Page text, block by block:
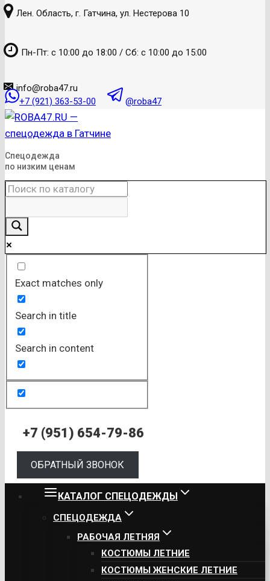
к
Лен. Область, г. Гатчина, ул. Нестерова 10
Пн-Пт: с 10:00 до 18:00 / Сб: с 10:00 до 15:00
info@roba47.ru
+7 (921) 363-53-00
@roba47
Спецодежда
по низким ценам
Exact matches only
Search in title
Search in content
+7 (951) 654-79-86
ОБРАТНЫЙ ЗВОНОК
КАТАЛОГ СПЕЦОДЕЖДЫ
СПЕЦОДЕЖДА
РАБОЧАЯ ЛЕТНЯЯ
КОСТЮМЫ ЛЕТНИЕ
КОСТЮМЫ ЖЕНСКИЕ ЛЕТНИЕ